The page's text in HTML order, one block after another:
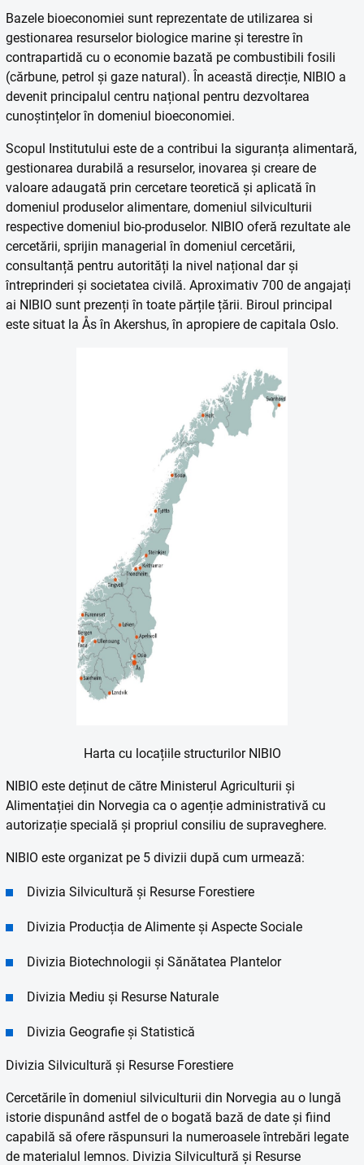
Bazele bioeconomiei sunt reprezentate de utilizarea si
gestionarea resurselor biologice marine și terestre în
contrapartidă cu o economie bazată pe combustibili fosili
(cărbune, petrol și gaze natural). În această direcție, NIBIO a
devenit principalul centru național pentru dezvoltarea
cunoștințelor în domeniul bioeconomiei.
Scopul Institutului este de a contribui la siguranța alimentară,
gestionarea durabilă a resurselor, inovarea și creare de
valoare adaugată prin cercetare teoretică și aplicată în
domeniul produselor alimentare, domeniul silviculturii
respective domeniul bio-produselor. NIBIO oferă rezultate ale
cercetării, sprijin managerial în domeniul cercetării,
consultanță pentru autorități la nivel național dar și
întreprinderi și societatea civilă. Aproximativ 700 de angajați
ai NIBIO sunt prezenți în toate părțile țării. Biroul principal
este situat la Ås în Akershus, în apropiere de capitala Oslo.
Harta cu locațiile structurilor NIBIO
NIBIO este deținut de către Ministerul Agriculturii și
Alimentației din Norvegia ca o agenție administrativă cu
autorizație specială și propriul consiliu de supraveghere.
NIBIO este organizat pe 5 divizii după cum urmează:
Divizia Silvicultură și Resurse Forestiere
Divizia Producția de Alimente și Aspecte Sociale
Divizia Biotechnologii și Sănătatea Plantelor
Divizia Mediu și Resurse Naturale
Divizia Geografie și Statistică
Divizia Silvicultură și Resurse Forestiere
Cercetările în domeniul silviculturii din Norvegia au o lungă
istorie dispunând astfel de o bogată bază de date și fiind
capabilă să ofere răspunsuri la numeroasele întrebări legate
de materialul lemnos. Divizia Silvicultură și Resurse